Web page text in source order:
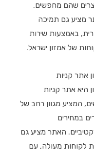
שהם מחפשים.
מציע גם תמיכה
באמצעות שירות
של אמזון ישראל.
אתר קניות
היא אתר קניות
המציע מגוון רחב של
במחירים
האתר מציע גם
לקוחות מעולה, עם